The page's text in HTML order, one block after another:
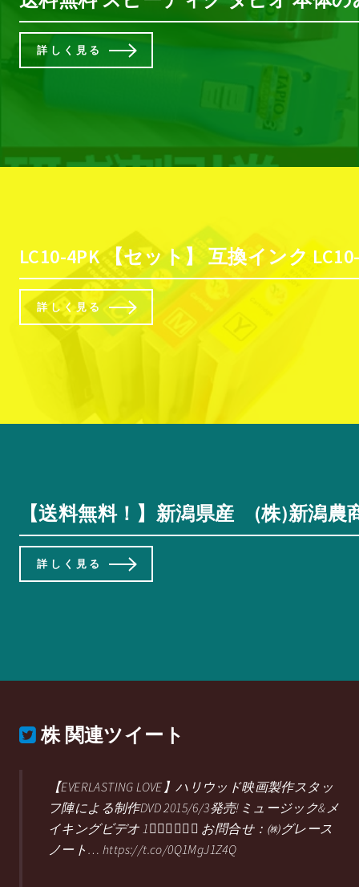
詳しく見る
LC10-4PK 【セット】 互換インク
詳しく見る
【送料無料！】新潟県産 (株)新潟
詳しく見る
株関連ツイート
【EVERLASTING LOVE】ハリウッド映画製作スタッ
フ陣による制作DVD 2015/6/3発売!ミュージック&メ
イキングビデオ 1𬀀円（税込） お問合せ：㈱グレース
ノート… https://t.co/0Q1MgJ1Z4Q